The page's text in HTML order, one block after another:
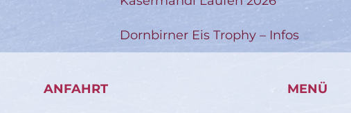
Dornbirner Eis Trophy – Infos
ANFAHRT MENÜ